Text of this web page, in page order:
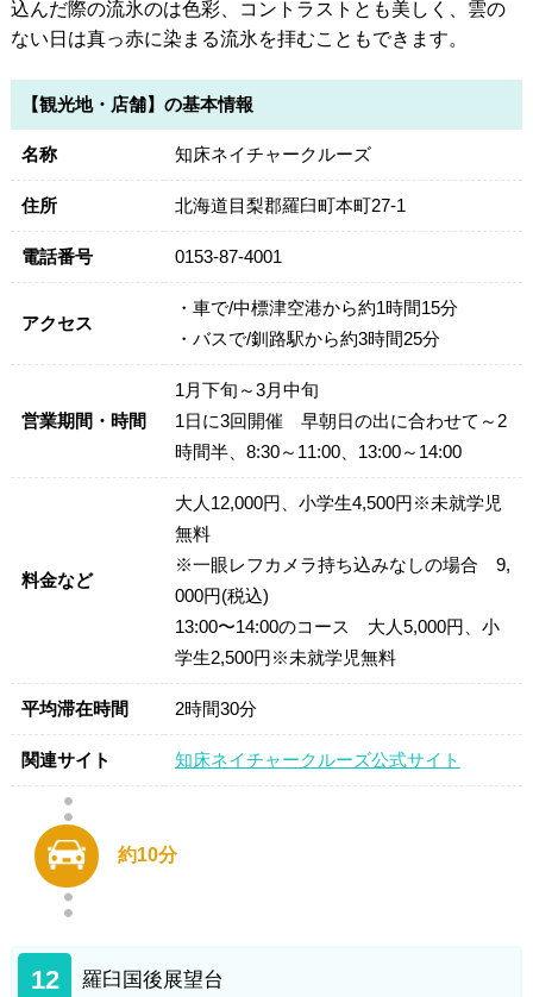
込んだ際の流氷のは色彩、コントラストとも美しく、雲の
ない日は真っ赤に染まる流氷を拝むこともできます。
【観光地・店舗】の基本情報
名称 知床ネイチャークルーズ
住所 北海道目梨郡羅臼町本町27-1
電話番号 0153-87-4001
アクセス
・車で/中標津空港から約1時間15分
・バスで/釧路駅から約3時間25分
営業期間・時間
1月下旬～3月中旬
1日に3回開催 早朝日の出に合わせて～2
時間半、8:30～11:00、13:00～14:00
料金など
大人12,000円、小学生4,500円※未就学児
無料
※一眼レフカメラ持ち込みなしの場合 9,
000円(税込)
13:00〜14:00のコース 大人5,000円、小
学生2,500円※未就学児無料
平均滞在時間 2時間30分
関連サイト 知床ネイチャークルーズ公式サイト
約10分
12 羅臼国後展望台